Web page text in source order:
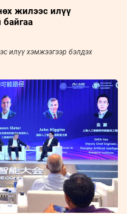
жилээс илүү
байгаа
хэмжээгээр бэлдэх